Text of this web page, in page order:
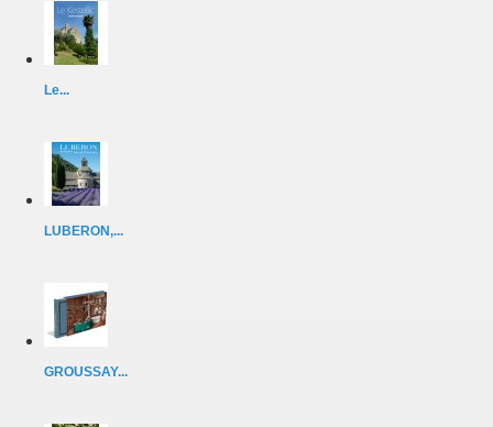
Le...
LUBERON,...
GROUSSAY...